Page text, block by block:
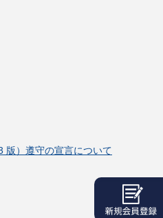
版）遵守の宣言について